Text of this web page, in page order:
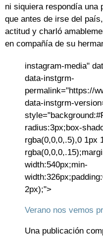
ni siquiera respondía una
que antes de irse del
actitud y charló
en compañía de su
instagram-media"
data-instgrm-
permalink="https://
data-instgrm-
radius:3px;box-
rgba(0,0,0,.5),0 1px
width:540px;min-
2px);">
Verano nos vemos
Una publicación